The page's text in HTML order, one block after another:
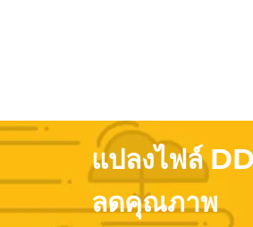
แปลงไฟล์
ลดคุณภาพ